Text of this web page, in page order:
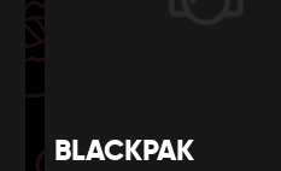
BLACKPAK